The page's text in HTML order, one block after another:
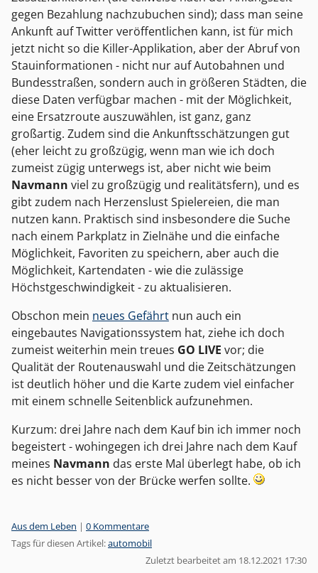
gegen Bezahlung nachzubuchen sind); dass man seine
Ankunft auf Twitter veröffentlichen kann, ist für mich
jetzt nicht so die Killer-Applikation, aber der Abruf von
Stauinformationen - nicht nur auf Autobahnen und
Bundesstraßen, sondern auch in größeren Städten, die
diese Daten verfügbar machen - mit der Möglichkeit,
eine Ersatzroute auszuwählen, ist ganz, ganz
großartig. Zudem sind die Ankunftsschätzungen gut
(eher leicht zu großzügig, wenn man wie ich doch
zumeist zügig unterwegs ist, aber nicht wie beim
Navmann viel zu großzügig und realitätsfern), und es
gibt zudem nach Herzenslust Spielereien, die man
nutzen kann. Praktisch sind insbesondere die Suche
nach einem Parkplatz in Zielnähe und die einfache
Möglichkeit, Favoriten zu speichern, aber auch die
Möglichkeit, Kartendaten - wie die zulässige
Höchstgeschwindigkeit - zu aktualisieren.
Obschon mein neues Gefährt nun auch ein
eingebautes Navigationssystem hat, ziehe ich doch
zumeist weiterhin mein treues GO LIVE vor; die
Qualität der Routenauswahl und die Zeitschätzungen
ist deutlich höher und die Karte zudem viel einfacher
mit einem schnelle Seitenblick aufzunehmen.
Kurzum: drei Jahre nach dem Kauf bin ich immer noch
begeistert - wohingegen ich drei Jahre nach dem Kauf
meines Navmann das erste Mal überlegt habe, ob ich
es nicht besser von der Brücke werfen sollte.
Kategorien:
Aus dem Leben | 0 Kommentare
Tags für diesen Artikel:automobil
Zuletzt bearbeitet am 18.12.2021 17:30